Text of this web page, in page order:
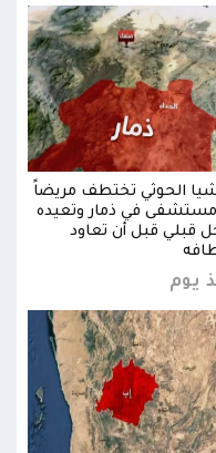
الحوثي تختطف مريضاً
في ذمار وتعيده
قبلي قبل أن تعاود
يوم